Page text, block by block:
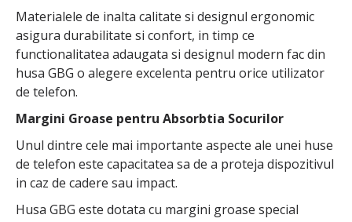
Materialele de inalta calitate si designul ergonomic
asigura durabilitate si confort, in timp ce
functionalitatea adaugata si designul modern fac din
husa GBG o alegere excelenta pentru orice utilizator
de telefon.
Margini Groase pentru Absorbtia Socurilor
Unul dintre cele mai importante aspecte ale unei huse
de telefon este capacitatea sa de a proteja dispozitivul
in caz de cadere sau impact.
Husa GBG este dotata cu margini groase special